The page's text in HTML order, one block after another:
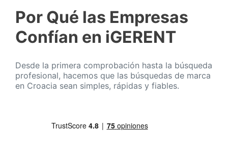
Por Qué las Empresas
Confían en iGERENT
Desde la primera comprobación hasta la búsqueda
profesional, hacemos que las búsquedas de marca
en Croacia sean simples, rápidas y fiables.